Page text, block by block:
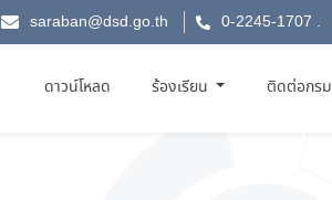
saraban@dsd.go.th 0-2245-1707 .
ดาวน์โหลด ร้องเรียน ติดต่อกรม